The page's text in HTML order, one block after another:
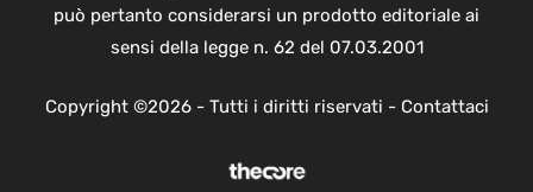
può pertanto considerarsi un prodotto editoriale ai
sensi della legge n. 62 del 07.03.2001
Copyright ©2026 - Tutti i diritti riservati - Contattaci